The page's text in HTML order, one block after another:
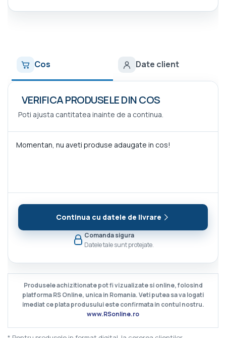
Cos Date client
VERIFICA PRODUSELE DIN COS
Poti ajusta cantitatea inainte de a continua.
Momentan, nu aveti produse adaugate in cos!
Comanda sigura
Datele tale sunt protejate.
Continua cu datele de livrare
Produsele achizitionate pot fi vizualizate si online, folosind
platforma RS Online, unica in Romania. Veti putea sa va logati
imediat ce plata produsului este confirmata in contul nostru.
www.RSonline.ro